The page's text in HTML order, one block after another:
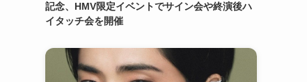
記念、HMV限定イベントでサイン会や終演後ハ
イタッチ会を開催